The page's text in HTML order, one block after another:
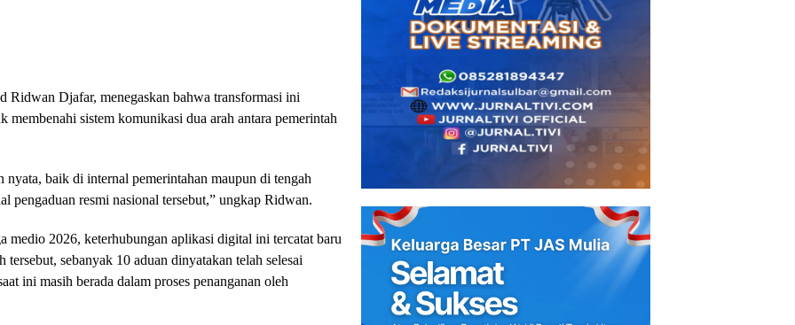
Djafar, menegaskan bahwa transformasi ini
sistem komunikasi dua arah antara pemerintah
nyata, baik di internal pemerintahan maupun di tengah
pengaduan resmi nasional tersebut,” ungkap Ridwan.
medio 2026, keterhubungan aplikasi digital ini tercatat baru
sebanyak 10 aduan dinyatakan telah selesai
ini masih berada dalam proses penanganan oleh